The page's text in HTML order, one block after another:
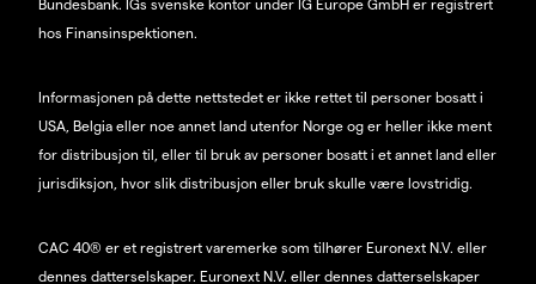
Bundesbank. IGs svenske kontor under IG Europe GmbH er registrert
hos Finansinspektionen.
Informasjonen på dette nettstedet er ikke rettet til personer bosatt i
USA, Belgia eller noe annet land utenfor Norge og er heller ikke ment
for distribusjon til, eller til bruk av personer bosatt i et annet land eller
jurisdiksjon, hvor slik distribusjon eller bruk skulle være lovstridig.
CAC 40® er et registrert varemerke som tilhører Euronext N.V. eller
dennes datterselskaper. Euronext N.V. eller dennes datterselskaper